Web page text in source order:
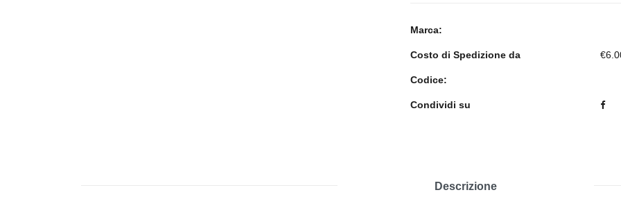
Marca:
Costo di Spedizione da
Codice:
Condividi su
Descrizione